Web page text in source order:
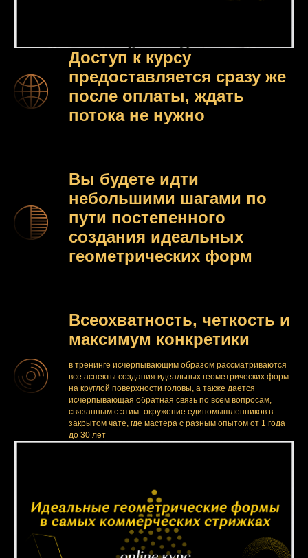
Доступ к курсу
предоставляется сразу же
после оплаты, ждать
потока не нужно
Вы будете идти
небольшими шагами по
пути постепенного
создания идеальных
геометрических форм
Всеохватность, четкость и
максимум конкретики
в тренинге исчерпывающим образом рассматриваются
все аспекты создания идеальных геометрических форм
на круглой поверхности головы, а также дается
исчерпывающая обратная связь по всем вопросам,
связанным с этим- окружение единомышленников в
закрытом чате, где мастера с разным опытом от 1 года
до 30 лет